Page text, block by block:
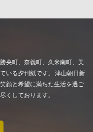
央町、奈義町、久米南町、美
いる夕刊紙です。 津山朝日新
顔と希望に満ちた生活を過ご
くしております。